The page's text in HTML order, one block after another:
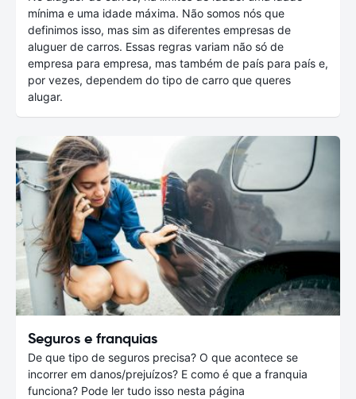
mínima e uma idade máxima. Não somos nós que
definimos isso, mas sim as diferentes empresas de
aluguer de carros. Essas regras variam não só de
empresa para empresa, mas também de país para país e,
por vezes, dependem do tipo de carro que queres
alugar.
Seguros e franquias
De que tipo de seguros precisa? O que acontece se
incorrer em danos/prejuízos? E como é que a franquia
funciona? Pode ler tudo isso nesta página